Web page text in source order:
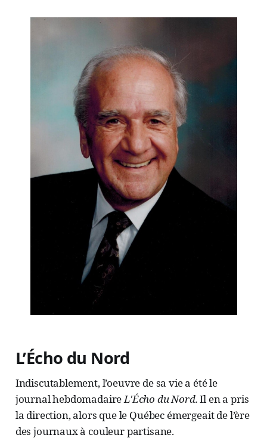
L’Écho du Nord
Indiscutablement, l’oeuvre de sa vie a été le
journal hebdomadaireL'Écho du Nord.Il en a pris
la direction, alors que le Québec émergeait de l’ère
des journaux à couleur partisane.